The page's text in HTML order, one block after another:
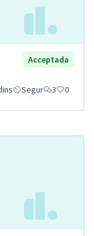
Acceptada
Segur 3 0